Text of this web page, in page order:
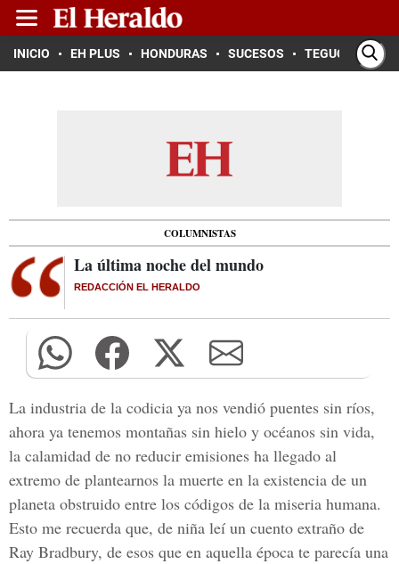
INICIO EH PLUS HONDURAS SUCESOS TEGUCIGALPA
COLUMNISTAS
La última noche del mundo
REDACCIÓN EL HERALDO
La industria de la codicia ya nos vendió puentes sin ríos,
ahora ya tenemos montañas sin hielo y océanos sin vida,
la calamidad de no reducir emisiones ha llegado al
extremo de plantearnos la muerte en la existencia de un
planeta obstruido entre los códigos de la miseria humana.
Esto me recuerda que, de niña leí un cuento extraño de
Ray Bradbury, de esos que en aquella época te parecía una